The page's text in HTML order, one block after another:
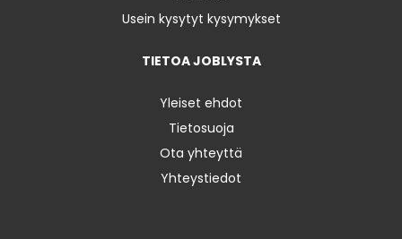
Usein kysytyt kysymykset
TIETOA JOBLYSTA
Yleiset ehdot
Tietosuoja
Ota yhteyttä
Yhteystiedot